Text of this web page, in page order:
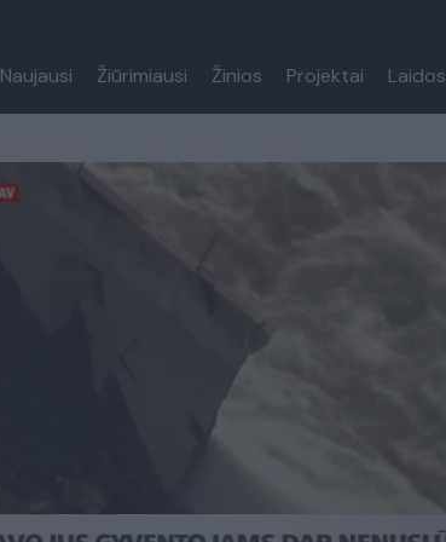
Naujausi Žiūrimiausi Žinios Projektai Laidos